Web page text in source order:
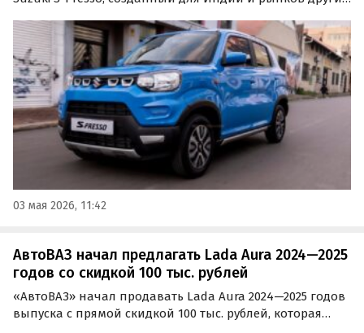
под заказ и стоит на одном из классифайдов минимум
1 490 000 рублей, сообщают «Автоновости дня».
03 мая 2026, 11:42
АвтоВАЗ начал предлагать Lada Aura 2024—2025
годов со скидкой 100 тыс. рублей
«АвтоВАЗ» начал продавать Lada Aura 2024—2025 годов
выпуска с прямой скидкой 100 тыс. рублей, которая